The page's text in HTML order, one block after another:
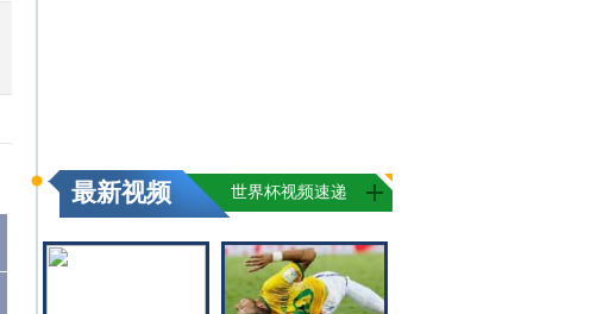
最新视频 世界杯视频速递